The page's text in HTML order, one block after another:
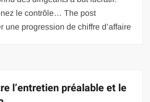
le contrôle… The post
une progression de chiffre d’affaire
l’entretien préalable et le